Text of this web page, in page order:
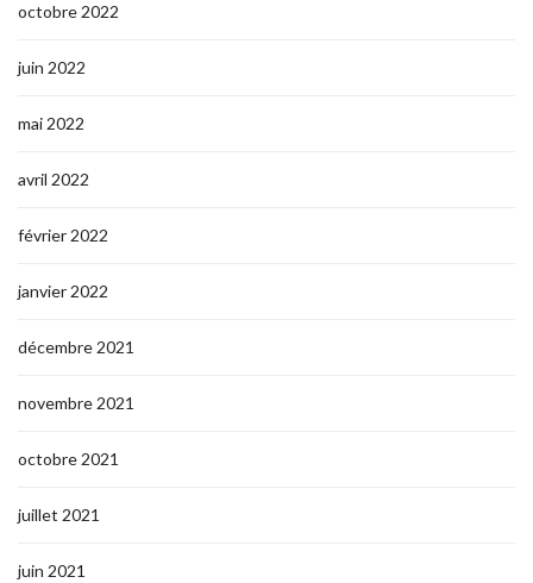
octobre 2022
juin 2022
mai 2022
avril 2022
février 2022
janvier 2022
décembre 2021
novembre 2021
octobre 2021
juillet 2021
juin 2021